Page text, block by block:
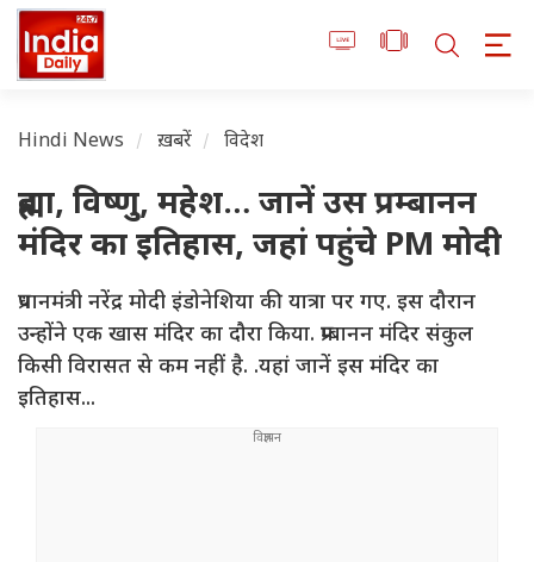
Hindi News ख़बरें विदेश
ब्रह्मा, विष्णु, महेश… जानें उस प्रम्बानन
मंदिर का इतिहास, जहां पहुंचे PM मोदी
प्रधानमंत्री नरेंद्र मोदी इंडोनेशिया की यात्रा पर गए. इस दौरान
उन्होंने एक खास मंदिर का दौरा किया. प्रम्बानन मंदिर संकुल
किसी विरासत से कम नहीं है. .यहां जानें इस मंदिर का
इतिहास...